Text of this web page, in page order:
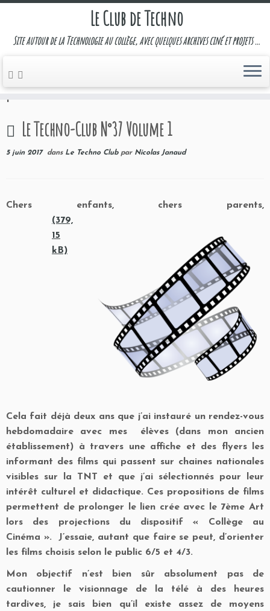
Passer
contenu
Le Club de Techno
Site autour de la Technologie au collège, avec quelques archives ciné et projets …
1
Le Techno-Club N°37 Volume 1
5 juin 2017dans Le Techno Club par Nicolas Janaud
Chers enfants, chers parents,
Cela fait déjà deux ans que j’ai instauré un rendez-vous
hebdomadaire avec mes élèves (dans mon ancien
établissement) à travers une affiche et des flyers les
informant des films qui passent sur chaines nationales
visibles sur la TNT et que j’ai sélectionnés pour leur
intérêt culturel et didactique. Ces propositions de films
permettent de prolonger le lien crée avec le 7ème Art
lors des projections du dispositif « Collège au
Cinéma ». J’essaie, autant que faire se peut, d’orienter
les films choisis selon le public 6/5 et 4/3.
Mon objectif n’est bien sûr absolument pas de
cautionner le visionnage de la télé à des heures
tardives, je sais bien qu’il existe assez de moyens